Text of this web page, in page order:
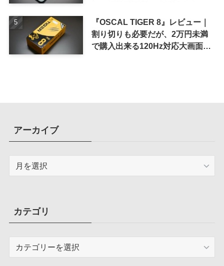
『OSCAL TIGER 8』レビュー｜
割り切りも必要だが、2万円未満
で購入出来る120Hz対応大画面ス
アーカイブ
ブカテゴリ